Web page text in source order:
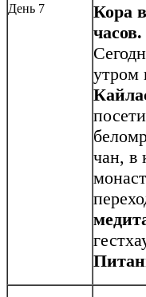
День 7
Кора
часов.
утром
чан, в